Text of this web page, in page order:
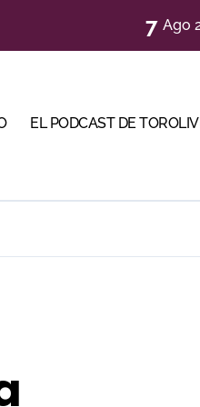
toreo quieren venir a esta
a Roca Rey
7 Ago
EL PODCAST DE